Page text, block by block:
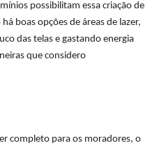
possibilitam essa criação de
boas opções de áreas de lazer,
das telas e gastando energia
que considero
completo para os moradores, o